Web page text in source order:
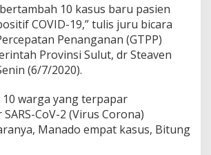
n
a
,
B
e
r
k
u
t
D
10 kasus baru pasien
COVID-19,” tulis juru bicara
Penanganan (GTPP)
Provinsi Sulut, dr Steaven
(6/7/2020).
10 warga yang terpapar
CoV-2 (Virus Corona)
Manado empat kasus, Bitung